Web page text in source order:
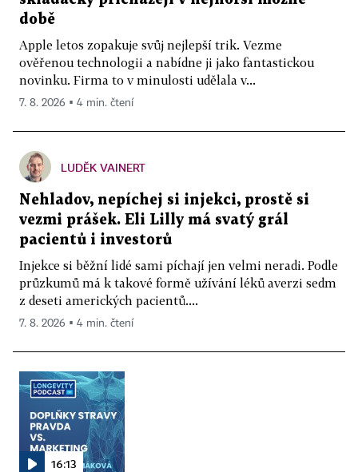
době
Apple letos zopakuje svůj nejlepší trik. Vezme
ověřenou technologii a nabídne ji jako fantastickou
novinku. Firma to v minulosti udělala v...
7. 8. 2026 ▪ 4 min. čtení
LUDĚK VAINERT
Nehladov, nepíchej si injekci, prostě si
vezmi prášek. Eli Lilly má svatý grál
pacientů i investorů
Injekce si běžní lidé sami píchají jen velmi neradi. Podle
průzkumů má k takové formě užívání léků averzi sedm
z deseti amerických pacientů....
7. 8. 2026 ▪ 4 min. čtení
16:13